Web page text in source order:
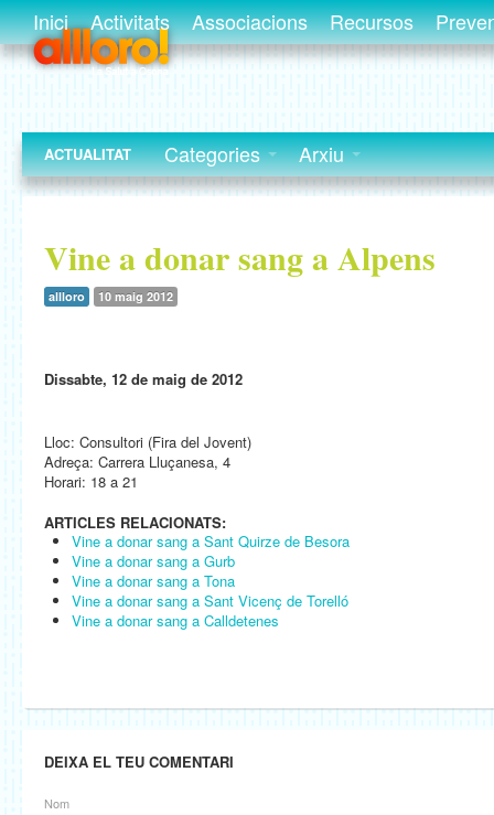
Inici Activitats Associacions Recursos
ACTUALITAT Categories Arxiu
Vine a donar sang a Alpens
allloro 10 maig 2012
Dissabte, 12 de maig de 2012
Lloc: Consultori (Fira del Jovent)
Adreça: Carrera Lluçanesa, 4
Horari: 18 a 21
ARTICLES RELACIONATS:
Vine a donar sang a Sant Quirze de Besora
Vine a donar sang a Gurb
Vine a donar sang a Tona
Vine a donar sang a Sant Vicenç de Torelló
Vine a donar sang a Calldetenes
DEIXA EL TEU COMENTARI
Nom